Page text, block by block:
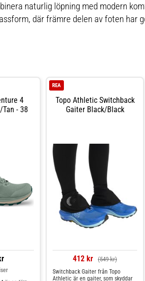
naturlig löpning med modern
där främre delen av foten har
4
Tan - 38
Topo Athletic Switchback
Gaiter Black/Black
REA
412 kr (549 kr)
Switchback Gaiter från Topo
Athletic är en gaiter, som skyddar